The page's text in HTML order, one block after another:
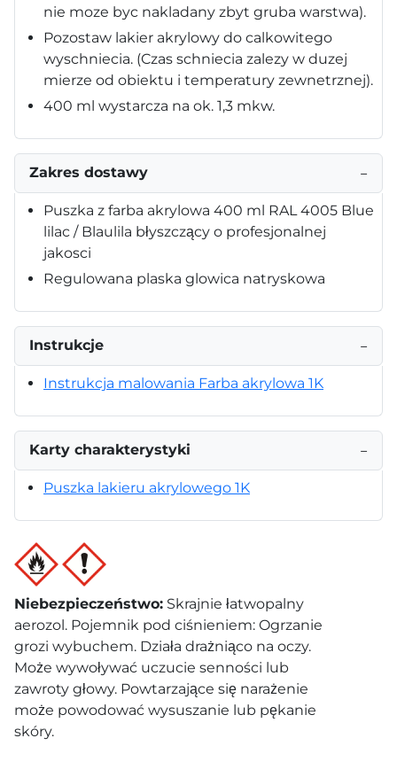
nie moze byc nakladany zbyt gruba warstwa).
Pozostaw lakier akrylowy do calkowitego
wyschniecia. (Czas schniecia zalezy w duzej
mierze od obiektu i temperatury zewnetrznej).
400 ml wystarcza na ok. 1,3 mkw.
Zakres dostawy −
Puszka z farba akrylowa 400 ml RAL 4005 Blue
lilac / Blaulila błyszczący o profesjonalnej
jakosci
Regulowana plaska glowica natryskowa
Instrukcje −
Instrukcja malowania Farba akrylowa 1K
Karty charakterystyki −
Puszka lakieru akrylowego 1K
Niebezpieczeństwo: Skrajnie łatwopalny
aerozol. Pojemnik pod ciśnieniem: Ogrzanie
grozi wybuchem. Działa drażniąco na oczy.
Może wywoływać uczucie senności lub
zawroty głowy. Powtarzające się narażenie
może powodować wysuszanie lub pękanie
skóry.